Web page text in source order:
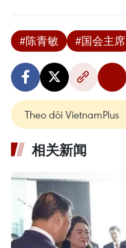
#陈青敏 #国会主席
Theo dõi VietnamPlus
相关新闻